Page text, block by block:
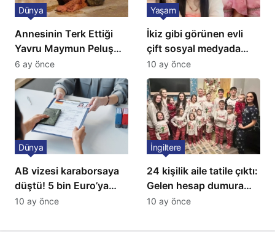
Annesinin Terk Ettiği
Yavru Maymun Peluş
Oyuncağını Anne Bildi
Dünya
6 ay önce
İkiz gibi görünen evli
çift sosyal medyada
gündem oldu
Yaşam
10 ay önce
AB vizesi karaborsaya
düştü! 5 bin Euro’ya
varan fiyatlarla
Dünya
10 ay önce
24 kişilik aile tatile çıktı:
Gelen hesap dumura
uğrattı
İngiltere
10 ay önce